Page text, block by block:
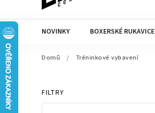
NOVINKY BOXERSKÉ RUKAVICE
Domů / Tréninkové vybavení
FILTRY